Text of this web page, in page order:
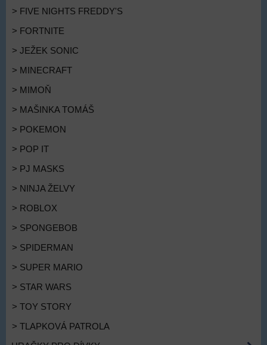
> FIVE NIGHTS FREDDY'S
> FORTNITE
> JEŽEK SONIC
> MINECRAFT
> MIMOŇ
> MAŠINKA TOMÁŠ
> POKEMON
> POP IT
> PJ MASKS
> NINJA ŽELVY
> ROBLOX
> SPONGEBOB
> SPIDERMAN
> SUPER MARIO
> STAR WARS
> TOY STORY
> TLAPKOVÁ PATROLA